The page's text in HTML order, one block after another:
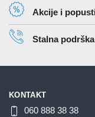
Akcije i popusti
Stalna podrška
KONTAKT
060 888 38 38